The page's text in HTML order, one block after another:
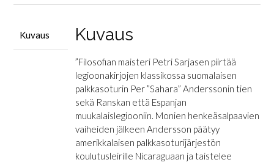
Kuvaus Kuvaus
”Filosofian maisteri Petri Sarjasen piirtää
legioonakirjojen klassikossa suomalaisen
palkkasoturin Per ”Sahara” Anderssonin tien
sekä Ranskan että Espanjan
muukalaislegiooniin. Monien henkeäsalpaavien
vaiheiden jälkeen Andersson päätyy
amerikkalaisen palkkasoturijärjestön
koulutusleirille Nicaraguaan ja taistelee